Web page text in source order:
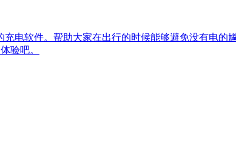
电软件。帮助大家在出行的时候能够避免没有电
验吧。